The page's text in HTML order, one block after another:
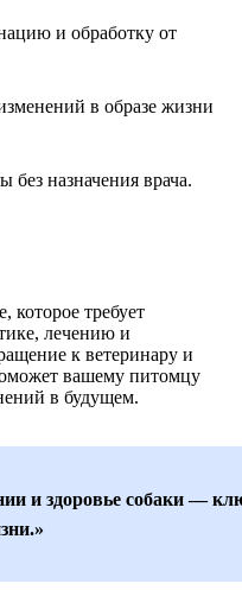
и обработку от
в образе жизни
без назначения врача.
которое требует
лечению и
к ветеринару и
вашему питомцу
в будущем.
и здоровье собаки —